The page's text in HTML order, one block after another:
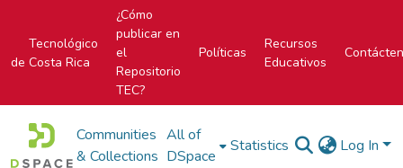
Tecnológico
de Costa Rica
¿Cómo
publicar en
el
Repositorio
TEC?
Políticas
Recursos
Educativos
Communities
& Collections
All of
DSpace
Statistics Log In